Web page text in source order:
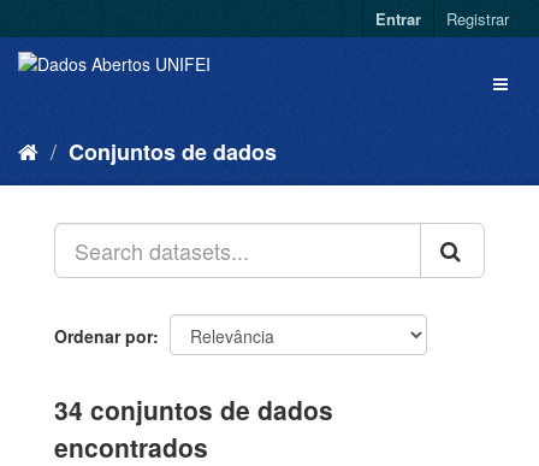
Entrar Registrar
Conjuntos de dados
Ordenar por
34 conjuntos de dados
encontrados